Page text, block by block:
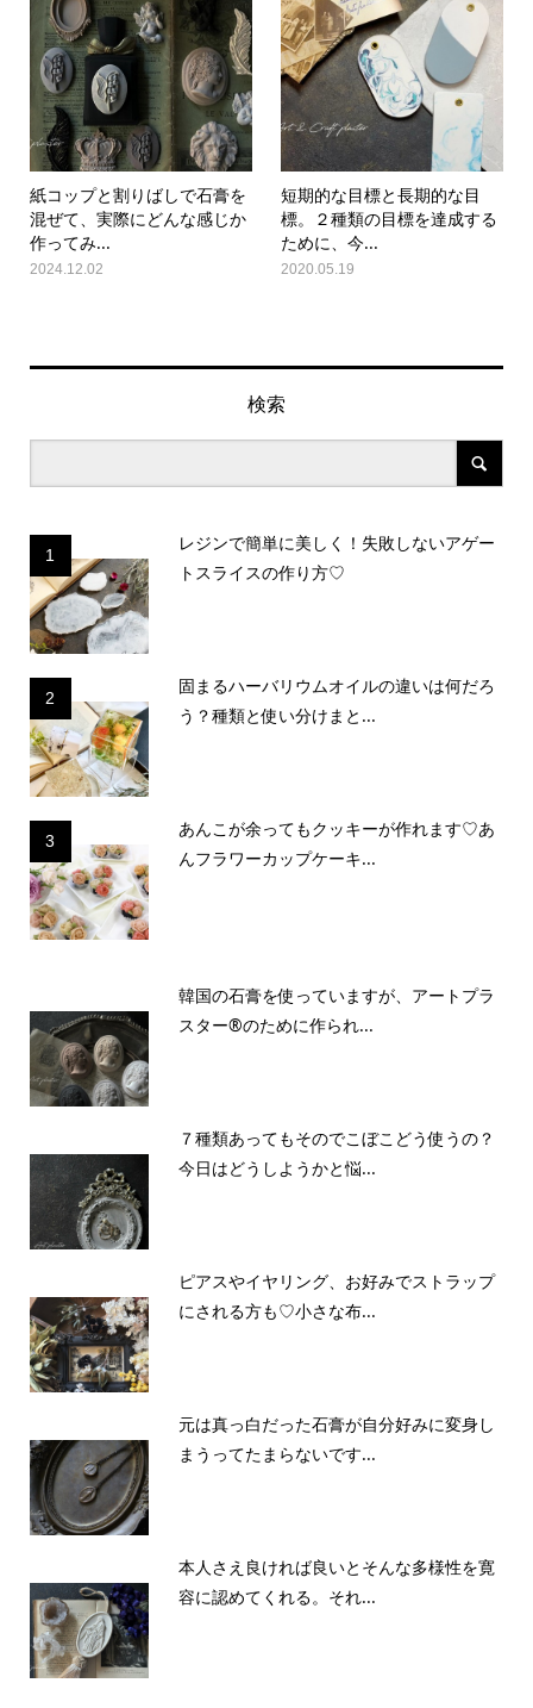
紙コップと割りばしで石膏を
混ぜて、実際にどんな感じか
作ってみ...
2024.12.02
短期的な目標と長期的な目
標。２種類の目標を達成する
ために、今...
2020.05.19
検索
1
レジンで簡単に美しく！失敗しないアゲー
トスライスの作り方♡
2
固まるハーバリウムオイルの違いは何だろ
う？種類と使い分けまと...
3
あんこが余ってもクッキーが作れます♡あ
んフラワーカップケーキ...
韓国の石膏を使っていますが、アートプラ
スター®のために作られ...
７種類あってもそのでこぼこどう使うの？
今日はどうしようかと悩...
ピアスやイヤリング、お好みでストラップ
にされる方も♡小さな布...
元は真っ白だった石膏が自分好みに変身し
まうってたまらないです...
本人さえ良ければ良いとそんな多様性を寛
容に認めてくれる。それ...